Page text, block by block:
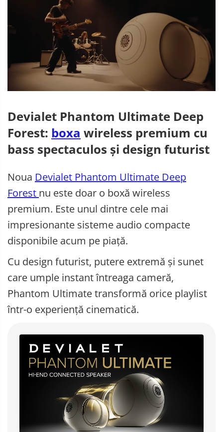
Telefoane mobile Ulefone
Telefoane mobile Unihertz
Telefoane mobile Cubot
Telefoane mobile Blackview
Telefoane mobile OSCAL
Telefoane mobile Fossibot
Telefoane mobile Lagenio
Telefoane mobile iSEN
Telefoane mobile F150
Telefoane mobile HUAWEI
Telefoane mobile Xiaomi
Telefoane mobile AGM
Telefoane mobile ZTE Nubia
Telefoane mobile ALTE BRANDURI
Devialet Phantom Ultimate Deep
Forest: boxa wireless premium cu
bass spectaculos și design futurist
Noua Devialet Phantom Ultimate Deep
Forest nu este doar o boxă wireless
premium. Este unul dintre cele mai
impresionante sisteme audio compacte
disponibile acum pe piață.
Cu design futurist, putere extremă și sunet
care umple instant întreaga cameră,
Phantom Ultimate transformă orice playlist
într-o experiență cinematică.